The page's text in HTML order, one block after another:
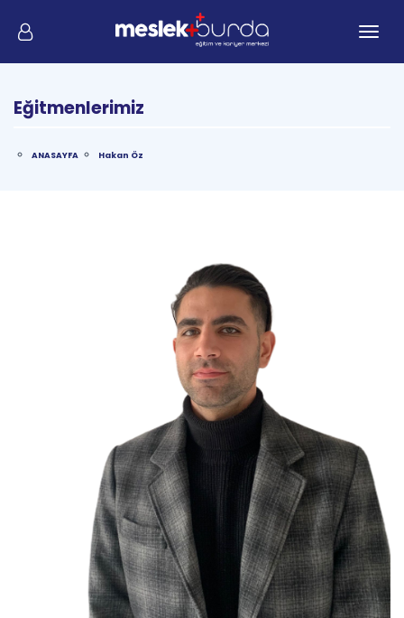
Eğitmenlerimiz
ANASAYFA Hakan Öz